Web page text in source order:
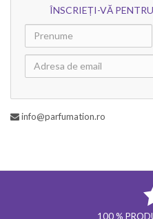
ÎNSCRIEȚI-VĂ
info@parfumation.ro
100 %